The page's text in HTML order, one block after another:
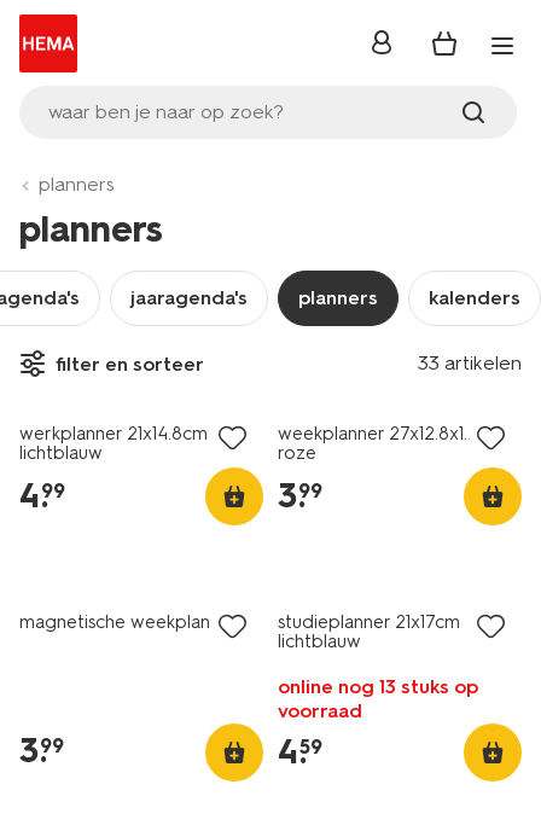
waar ben je naar op zoek?
inloggen
planners
planners
jaaragenda's planners kalenders
filter en sorteer 33 artikelen
nieuw
werkplanner 21x14.8cm
lichtblauw
4.
99
weekplanner 27x12.8x1.2cm
roze
3.
99
magnetische weekplanner
3.
99
studieplanner 21x17cm
lichtblauw
online nog 13 stuks op
voorraad
4.
59